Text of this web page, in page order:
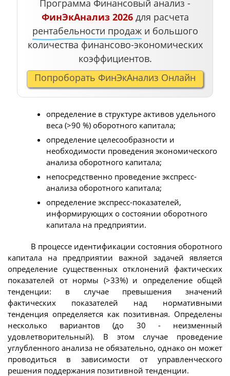
Программа Финансовый анализ -
ФинЭкАнализ 2026для расчета
рентабельности продажи большого
количества финансово-экономических
коэффициентов.
Попроборать ФинЭкАнализ Онлайн
определение в структуре активов удельного
веса (>90 %) оборотного капитала;
определение целесообразности и
необходимости проведения экономического
анализа оборотного капитала;
непосредственно проведение экспресс-
анализа оборотного капитала;
определение экспресс-показателей,
информирующих о состоянии оборотного
капитала на предприятии.
В процессе идентификации состояния оборотного
капитала на предприятии важной задачей является
определение существенных отклонений фактических
показателей от нормы (>33%) и определение общей
тенденции: в случае превышения значений
фактических показателей над нормативными
тенденция определяется как позитивная. Определены
несколько вариантов (до 30 - неизменный
удовлетворительный). В этом случае проведение
углубленного анализа не обязательно, однако он может
проводиться в зависимости от управленческого
решения поддержания позитивной тенденции.